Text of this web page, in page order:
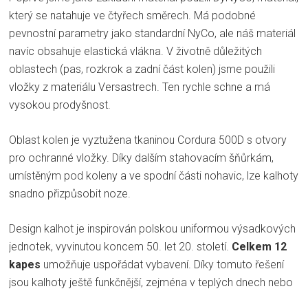
který se natahuje ve čtyřech směrech. Má podobné
pevnostní parametry jako standardní NyCo, ale náš materiál
navíc obsahuje elastická vlákna. V životně důležitých
oblastech (pas, rozkrok a zadní část kolen) jsme použili
vložky z materiálu Versastrech. Ten rychle schne a má
vysokou prodyšnost.
Oblast kolen je vyztužena tkaninou Cordura 500D s otvory
pro ochranné vložky. Díky dalším stahovacím šňůrkám,
umístěným pod koleny a ve spodní části nohavic, lze kalhoty
snadno přizpůsobit noze.
Design kalhot je inspirován polskou uniformou výsadkových
jednotek, vyvinutou koncem 50. let 20. století. Celkem 12
kapes umožňuje uspořádat vybavení. Díky tomuto řešení
jsou kalhoty ještě funkčnější, zejména v teplých dnech nebo